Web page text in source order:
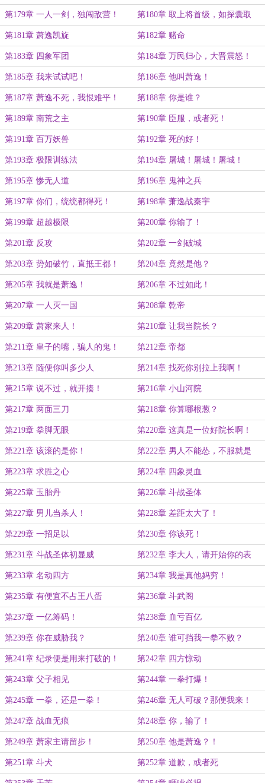
第179章 一人一剑，独闯敌营！ 第180章 取上将首级，如探囊取
物！
第181章 萧逸凯旋 第182章 赌命
第183章 四象军团 第184章 万民归心，大晋震怒！
第185章 我来试试吧！ 第186章 他叫萧逸！
第187章 萧逸不死，我恨难平！ 第188章 你是谁？
第189章 南荒之主 第190章 臣服，或者死！
第191章 百万妖兽 第192章 死的好！
第193章 极限训练法 第194章 屠城！屠城！屠城！
第195章 惨无人道 第196章 鬼神之兵
第197章 你们，统统都得死！ 第198章 萧逸战秦宇
第199章 超越极限 第200章 你输了！
第201章 反攻 第202章 一剑破城
第203章 势如破竹，直抵王都！ 第204章 竟然是他？
第205章 我就是萧逸！ 第206章 不过如此！
第207章 一人灭一国 第208章 乾帝
第209章 萧家来人！ 第210章 让我当院长？
第211章 皇子的嘴，骗人的鬼！ 第212章 帝都
第213章 随便你叫多少人 第214章 找死你别拉上我啊！
第215章 说不过，就开揍！ 第216章 小山河院
第217章 两面三刀 第218章 你算哪根葱？
第219章 拳脚无眼 第220章 这真是一位好院长啊！
第221章 该滚的是你！ 第222章 男人不能怂，不服就是
干！
第223章 求胜之心 第224章 四象灵血
第225章 玉胎丹 第226章 斗战圣体
第227章 男儿当杀人！ 第228章 差距太大了！
第229章 一招足以 第230章 你该死！
第231章 斗战圣体初显威 第232章 李大人，请开始你的表
演！
第233章 名动四方 第234章 我是真他妈穷！
第235章 有便宜不占王八蛋 第236章 斗武阁
第237章 一亿筹码！ 第238章 血亏百亿
第239章 你在威胁我？ 第240章 谁可挡我一拳不败？
第241章 纪录便是用来打破的！ 第242章 四方惊动
第243章 父子相见 第244章 一拳打爆！
第245章 一拳，还是一拳！ 第246章 无人可破？那便我来！
第247章 战血无痕 第248章 你，输了！
第249章 萧家主请留步！ 第250章 他是萧逸？！
第251章 斗犬 第252章 道歉，或者死